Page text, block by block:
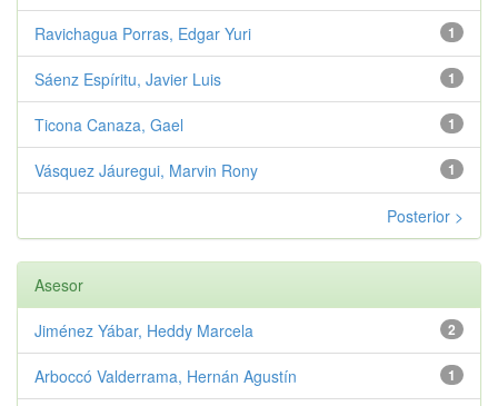
1
Ravichagua Porras, Edgar Yuri
1
Sáenz Espíritu, Javier Luis
1
Ticona Canaza, Gael
1
Vásquez Jáuregui, Marvin Rony
Posterior >
Asesor
2
Jiménez Yábar, Heddy Marcela
1
Arboccó Valderrama, Hernán Agustín